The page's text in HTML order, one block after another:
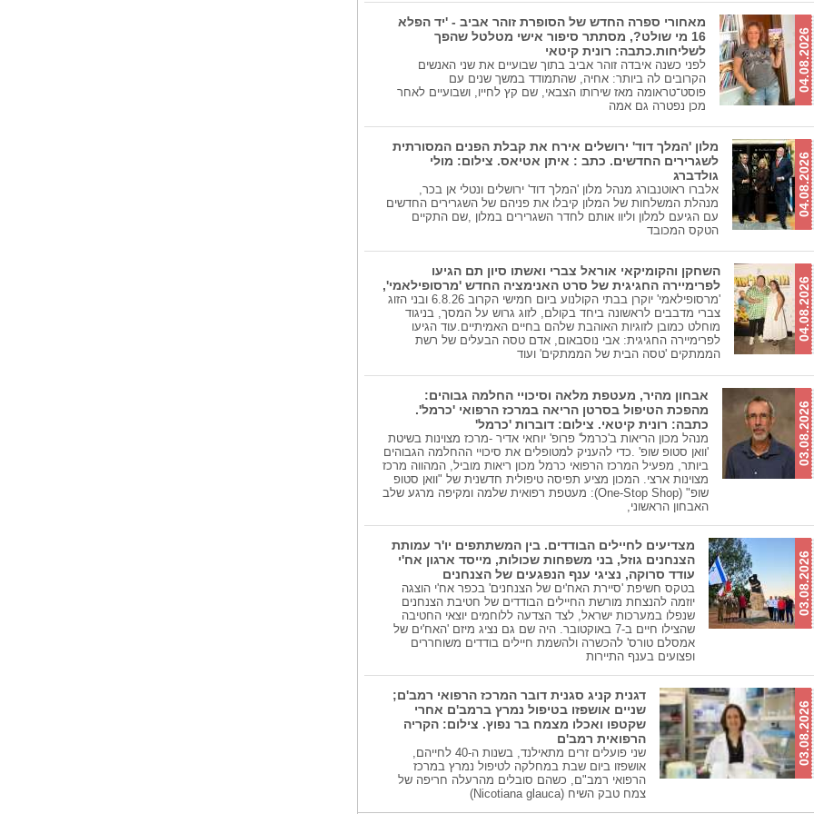
04.08.2026
מאחורי ספרה החדש של הסופרת זוהר אביב - 'יד הפלא
16 מי שולט?, מסתתר סיפור אישי מטלטל שהפך
לשליחות.כתבה: רונית קיטאי
לפני כשנה איבדה זוהר אביב בתוך שבועיים את שני האנשים
הקרובים לה ביותר: אחיה, שהתמודד במשך שנים עם
פוסט־טראומה מאז שירותו הצבאי, שם קץ לחייו, ושבועיים לאחר
מכן נפטרה גם אמה
04.08.2026
מלון 'המלך דוד' ירושלים אירח את קבלת הפנים המסורתית
לשגרירים החדשים. כתב : איתן אטיאס. צילום: מולי
גולדברג
אלברו ראוטנבורג מנהל מלון 'המלך דוד' ירושלים ונטלי אן בכר,
מנהלת המשלחות של המלון קיבלו את פניהם של השגרירים החדשים
עם הגיעם למלון וליוו אותם לחדר השגרירים במלון ,שם התקיים
הטקס המכובד
04.08.2026
השחקן והקומיקאי אוראל צברי ואשתו סיון תם הגיעו
לפרימיירה החגיגית של סרט האנימציה החדש 'מרסופילאמי',
'מרסופילאמי' יוקרן בבתי הקולנוע ביום חמישי הקרוב 6.8.26 ובני הזוג
צברי מדבבים לראשונה ביחד בקולם, לזוג גרוש על המסך, בניגוד
מוחלט כמובן לזוגיות האוהבת שלהם בחיים האמיתיים.עוד הגיעו
לפרימיירה החגיגית: אבי נוסבאום, אדם טסה הבעלים של רשת
הממתקים 'טסה הבית של הממתקים' ועוד
03.08.2026
אבחון מהיר, מעטפת מלאה וסיכויי החלמה גבוהים:
מהפכת הטיפול בסרטן הריאה במרכז הרפואי 'כרמל'.
כתבה: רונית קיטאי. צילום: דוברות 'כרמל'
מנהל מכון הריאות ב'כרמל' פרופ' יוחאי אדיר -מרכז מצוינות בשיטת
'וואן סטופ שופ' .כדי להעניק למטופלים את סיכויי ההחלמה הגבוהים
ביותר, מפעיל המרכז הרפואי כרמל מכון ריאות מוביל, המהווה מרכז
מצוינות ארצי. המכון מציע תפיסה טיפולית חדשנית של "וואן סטופ
שופ" (One-Stop Shop): מעטפת רפואית שלמה ומקיפה מרגע שלב
האבחון הראשוני,
03.08.2026
מצדיעים לחיילים הבודדים. בין המשתתפים יו'ר עמותת
הצנחנים גוזל, בני משפחות שכולות, מייסד ארגון אח'י
עודד סרוקה, נציגי ענף הנפגעים של הצנחנים
בטקס חשיפת 'סיירת האח'ים של הצנחנים' בכפר אח'י הוצגה
יוזמה להנצחת מורשת החיילים הבודדים של חטיבת הצנחנים
שנפלו במערכות ישראל, לצד הצדעה ללוחמים יוצאי החטיבה
שהצילו חיים ב-7 באוקטובר. היה שם גם נציג מיזם 'האח'ים של
אמסלם טורס' להכשרה ולהשמת חיילים בודדים משוחררים
ופצועים בענף התיירות
03.08.2026
דגנית קניג סגנית דובר המרכז הרפואי רמב'ם;
שניים אושפזו בטיפול נמרץ ברמב'ם אחרי
שקטפו ואכלו מצמח בר נפוץ. צילום: הקריה
הרפואית רמב'ם
שני פועלים זרים מתאילנד, בשנות ה-40 לחייהם,
אושפזו ביום שבת במחלקה לטיפול נמרץ במרכז
הרפואי רמב"ם, כשהם סובלים מהרעלה חריפה של
צמח טבק השיח (Nicotiana glauca)